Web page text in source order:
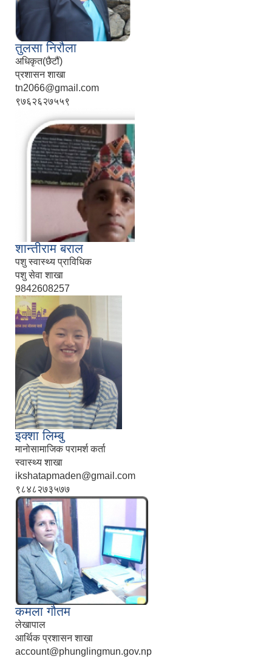
तुलसा निरौला
अधिकृत(छैटौं)
प्रशासन शाखा
tn2066@gmail.com
९७६२६२७५५९
शान्तीराम बराल
पशु स्वास्थ्य प्राविधिक
पशु सेवा शाखा
9842608257
इक्शा लिम्बु
मानोसामाजिक परामर्श कर्ता
स्वास्थ्य शाखा
ikshatapmaden@gmail.com
९८४८२७३५७७
कमला गौतम
लेखापाल
आर्थिक प्रशासन शाखा
account@phunglingmun.gov.np